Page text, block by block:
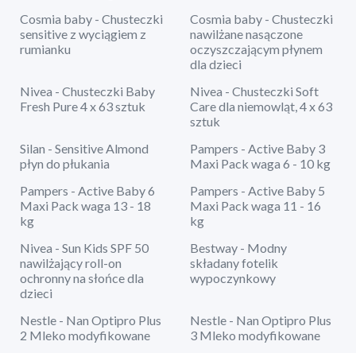
Cosmia baby - Chusteczki
sensitive z wyciągiem z
rumianku
Cosmia baby - Chusteczki
nawilżane nasączone
oczyszczającym płynem
dla dzieci
Nivea - Chusteczki Baby
Fresh Pure 4 x 63 sztuk
Nivea - Chusteczki Soft
Care dla niemowląt, 4 x 63
sztuk
Silan - Sensitive Almond
płyn do płukania
Pampers - Active Baby 3
Maxi Pack waga 6 - 10 kg
Pampers - Active Baby 6
Maxi Pack waga 13 - 18
kg
Pampers - Active Baby 5
Maxi Pack waga 11 - 16
kg
Nivea - Sun Kids SPF 50
nawilżający roll-on
ochronny na słońce dla
dzieci
Bestway - Modny
składany fotelik
wypoczynkowy
Nestle - Nan Optipro Plus
2 Mleko modyfikowane
Nestle - Nan Optipro Plus
3 Mleko modyfikowane